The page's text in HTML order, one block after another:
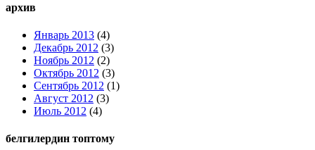
архив
Январь 2013 (4)
Декабрь 2012 (3)
Ноябрь 2012 (2)
Октябрь 2012 (3)
Сентябрь 2012 (1)
Август 2012 (3)
Июль 2012 (4)
белгилердин топтому